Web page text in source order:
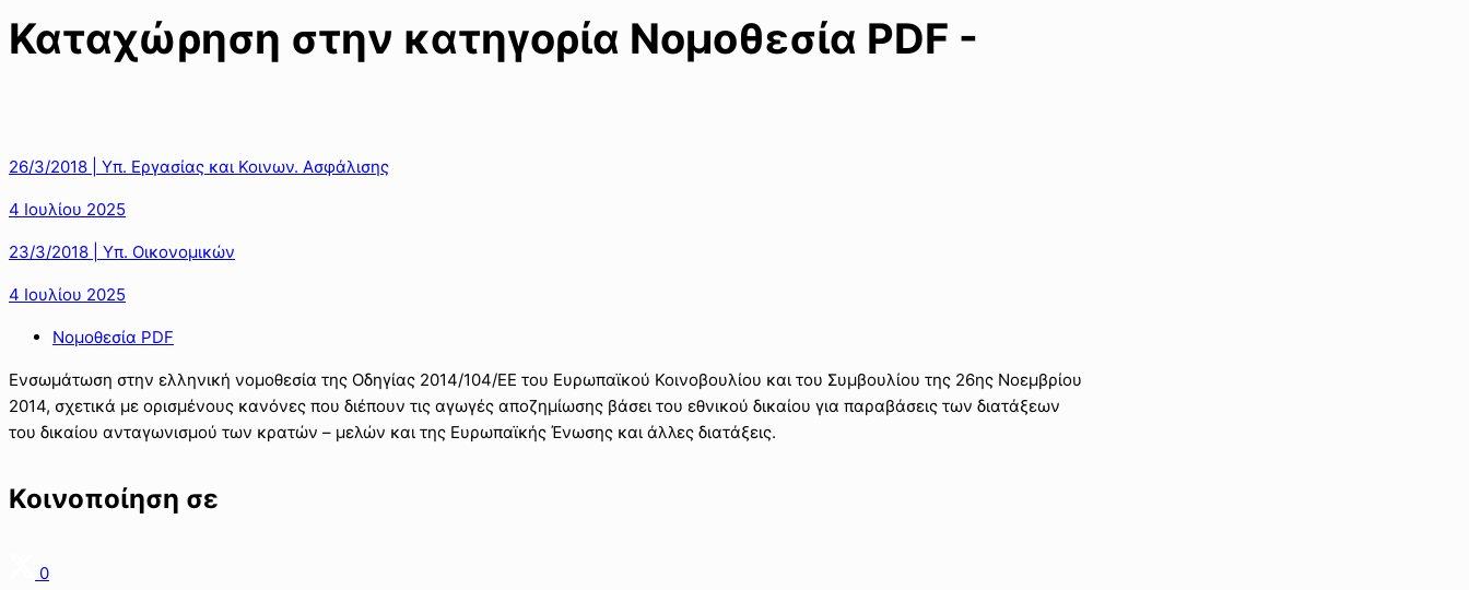
Καταχώρηση στην κατηγορία Νομοθεσία PDF -
26/3/2018 | Υπ. Εργασίας και Κοινων. Ασφάλισης
4 Ιουλίου 2025
23/3/2018 | Υπ. Οικονομικών
4 Ιουλίου 2025
Νομοθεσία PDF
Ενσωμάτωση στην ελληνική νομοθεσία της Οδηγίας 2014/104/ΕΕ του Ευρωπαϊκού Κοινοβουλίου και του Συμβουλίου της 26ης Νοεμβρίου
2014, σχετικά με ορισμένους κανόνες που διέπουν τις αγωγές αποζημίωσης βάσει του εθνικού δικαίου για παραβάσεις των διατάξεων
του δικαίου ανταγωνισμού των κρατών – μελών και της Ευρωπαϊκής Ένωσης και άλλες διατάξεις.
Κοινοποίηση σε
0